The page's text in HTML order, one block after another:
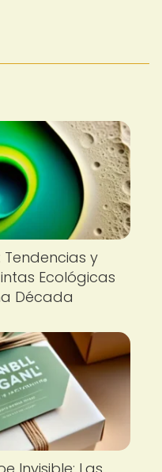
Tendencias y
Ecológicas
Década